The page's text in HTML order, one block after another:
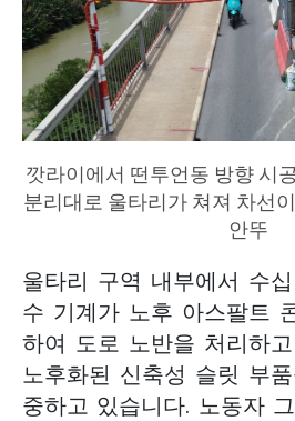
깟라이에서 떤투언동 방향 시
분리대로 울타리가 쳐져 차선
안뚜
울타리 구역 내부에서 수
수 기계가 노후 아스팔트
하여 도로 노반을 처리하
노후화된 신축성 슬릿 부
중하고 있습니다. 노동자